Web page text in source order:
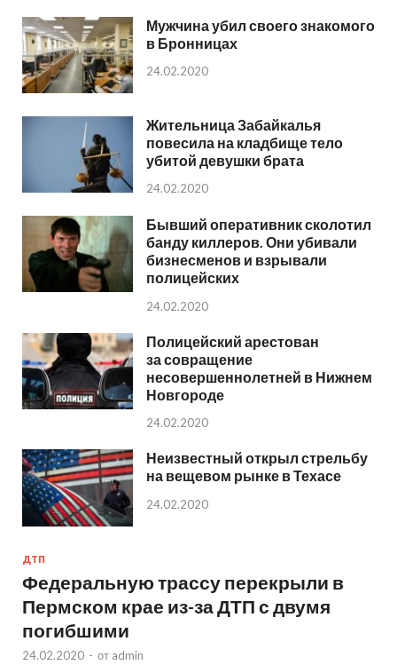
Мужчина убил своего знакомого
в Бронницах
24.02.2020
Жительница Забайкалья
повесила на кладбище тело
убитой девушки брата
24.02.2020
Бывший оперативник сколотил
банду киллеров. Они убивали
бизнесменов и взрывали
полицейских
24.02.2020
Полицейский арестован
за совращение
несовершеннолетней в Нижнем
Новгороде
24.02.2020
Неизвестный открыл стрельбу
на вещевом рынке в Техасе
24.02.2020
ДТП
Федеральную трассу перекрыли в
Пермском крае из-за ДТП с двумя
погибшими
24.02.2020 - от admin